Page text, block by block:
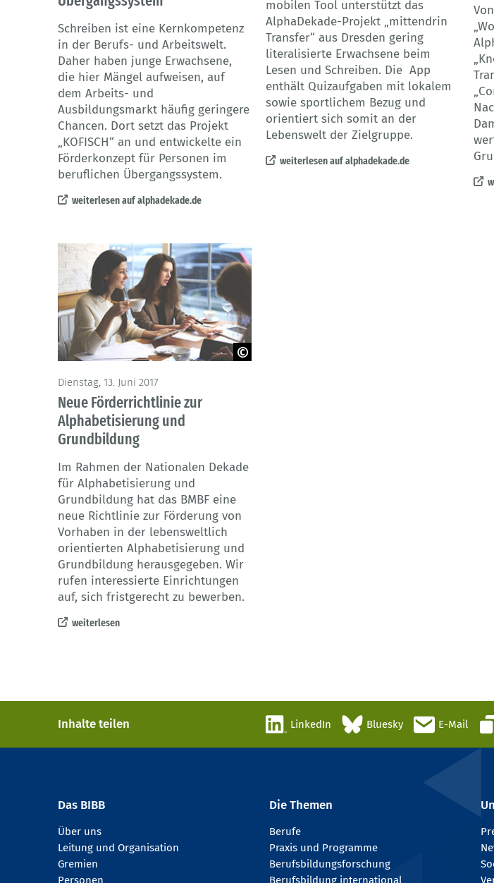
Schreiben ist eine Kernkompetenz
in der Berufs- und Arbeitswelt.
Daher haben junge Erwachsene,
die hier Mängel aufweisen, auf
dem Arbeits- und
Ausbildungsmarkt häufig geringere
Chancen. Dort setzt das Projekt
„KOFISCH“ an und entwickelte ein
Förderkonzept für Personen im
beruflichen Übergangssystem.
weiterlesen auf alphadekade.de
mobilen Tool unterstützt das
AlphaDekade-Projekt „mittendrin
Transfer“ aus Dresden gering
literalisierte Erwachsene beim
Lesen und Schreiben. Die App
enthält Quizaufgaben mit lokalem
sowie sportlichem Bezug und
orientiert sich somit an der
Lebenswelt der Zielgruppe.
weiterlesen auf alphadekade.de
Dienstag, 13. Juni 2017
Neue Förderrichtlinie zur
Alphabetisierung und
Grundbildung
Im Rahmen der Nationalen Dekade
für Alphabetisierung und
Grundbildung hat das BMBF eine
neue Richtlinie zur Förderung von
Vorhaben in der lebensweltlich
orientierten Alphabetisierung und
Grundbildung herausgegeben. Wir
rufen interessierte Einrichtungen
auf, sich fristgerecht zu bewerben.
weiterlesen
Inhalte teilen LinkedIn Bluesky E-Mail
Das BIBB
Über uns
Leitung und Organisation
Gremien
Personen
Die Themen
Berufe
Praxis und Programme
Berufsbildungsforschung
Berufsbildung international